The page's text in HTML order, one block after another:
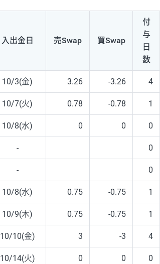
入出金日 売Swap 買Swap
付
与
日
数
10/3(金) 3.26 -3.26 4
10/7(火) 0.78 -0.78 1
10/8(水) 0 0 0
- 0
- 0
10/8(水) 0.75 -0.75 1
10/9(木) 0.75 -0.75 1
10/10(金) 3 -3 4
10/14(火) 0 0 0